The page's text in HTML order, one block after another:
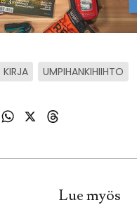
KIRJA UMPIHANKIHIIHTO
FacebookWhatsApp
Lue myös